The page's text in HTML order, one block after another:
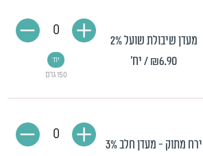
מעדן שיבולת שועל 2%
₪6.90/ יח'
150 גרם
יח'
0
ירח מתוק - מעדן חלב 3%
0